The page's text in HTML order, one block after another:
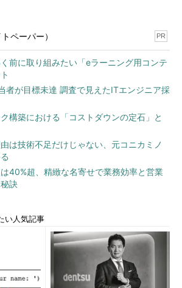
ペーパー） PR
前に取り組みたい「eラーニング用コンテ
者が目標未達 調査で見えたITエンジニア採
構築における「コストダウンの定石」と
は技術不足だけじゃない、元コニカミノ
40%超、精緻な名寄せで業務効率と営業
訣
い人気記事